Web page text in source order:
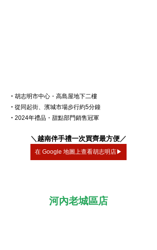
・ 胡志明市中心・高島屋地下二樓
・ 從同起街、濱城市場步行約5分鐘
・ 2024年禮品・甜點部門銷售冠軍
＼越南伴手禮一次買齊最方便／
在 Google 地圖上查看胡志明店▶
河內老城區店